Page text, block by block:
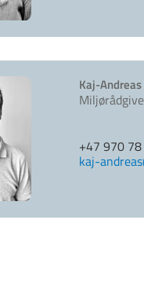
Kaj-
+47 970
kaj-